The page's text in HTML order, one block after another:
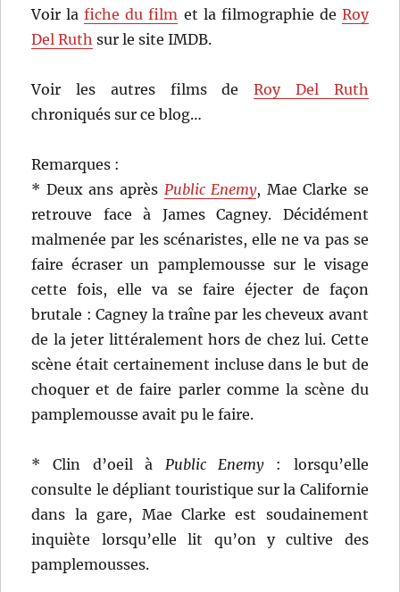
Voir lafiche du film et la filmographie de Roy
Del Ruth sur le site IMDB.
Voir les autres films deRoy Del Ruth
chroniqués sur ce blog…
Remarques :
* Deux ans après Public Enemy, Mae Clarke se
retrouve face à James Cagney. Décidément
malmenée par les scénaristes, elle ne va pas se
faire écraser un pamplemousse sur le visage
cette fois, elle va se faire éjecter de façon
brutale : Cagney la traîne par les cheveux avant
de la jeter littéralement hors de chez lui. Cette
scène était certainement incluse dans le but de
choquer et de faire parler comme la scène du
pamplemousse avait pu le faire.
* Clin d’oeil à Public Enemy: lorsqu’elle
consulte le dépliant touristique sur la Californie
dans la gare, Mae Clarke est soudainement
inquiète lorsqu’elle lit qu’on y cultive des
pamplemousses.